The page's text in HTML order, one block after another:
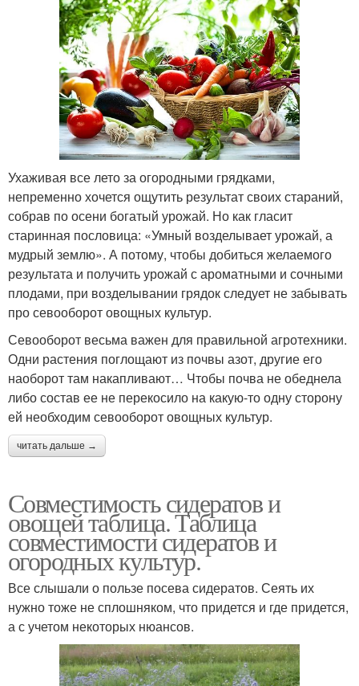
Ухаживая все лето за огородными грядками,
непременно хочется ощутить результат своих стараний,
собрав по осени богатый урожай. Но как гласит
старинная пословица: «Умный возделывает урожай, а
мудрый землю». А потому, чтобы добиться желаемого
результата и получить урожай с ароматными и сочными
плодами, при возделывании грядок следует не забывать
про севооборот овощных культур.
Севооборот весьма важен для правильной агротехники.
Одни растения поглощают из почвы азот, другие его
наоборот там накапливают… Чтобы почва не обеднела
либо состав ее не перекосило на какую-то одну сторону
ей необходим севооборот овощных культур.
читать дальше →
Совместимость сидератов и
овощей таблица. Таблица
совместимости сидератов и
огородных культур.
Все слышали о пользе посева сидератов. Сеять их
нужно тоже не сплошняком, что придется и где придется,
а с учетом некоторых нюансов.